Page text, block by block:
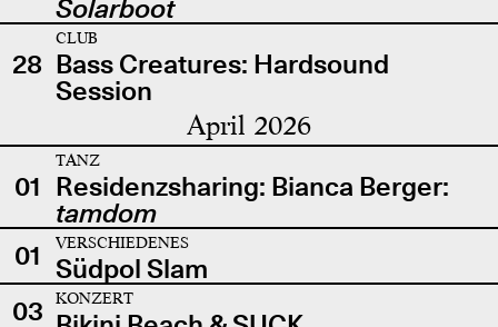
Solarboot
28
CLUB
Bass Creatures: Hardsound
Session
April 2026
01
TANZ
Residenzsharing: Bianca Berger:
tamdom
01
VERSCHIEDENES
Südpol Slam
03
KONZERT